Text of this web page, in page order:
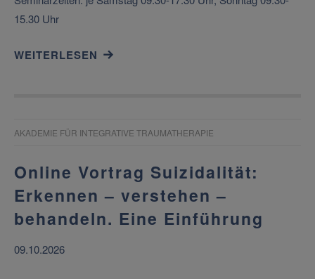
15.30 Uhr
WEITERLESEN
AKADEMIE FÜR INTEGRATIVE TRAUMATHERAPIE
Online Vortrag Suizidalität:
Erkennen – verstehen –
behandeln. Eine Einführung
09.10.2026